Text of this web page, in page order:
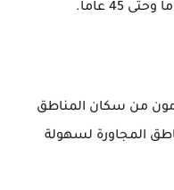
من سكان المناطق
المجاورة لسهولة